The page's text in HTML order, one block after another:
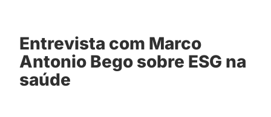
Entrevista com Marco
Antonio Bego sobre ESG na
saúde